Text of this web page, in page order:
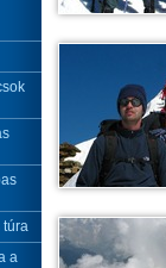
túra
a